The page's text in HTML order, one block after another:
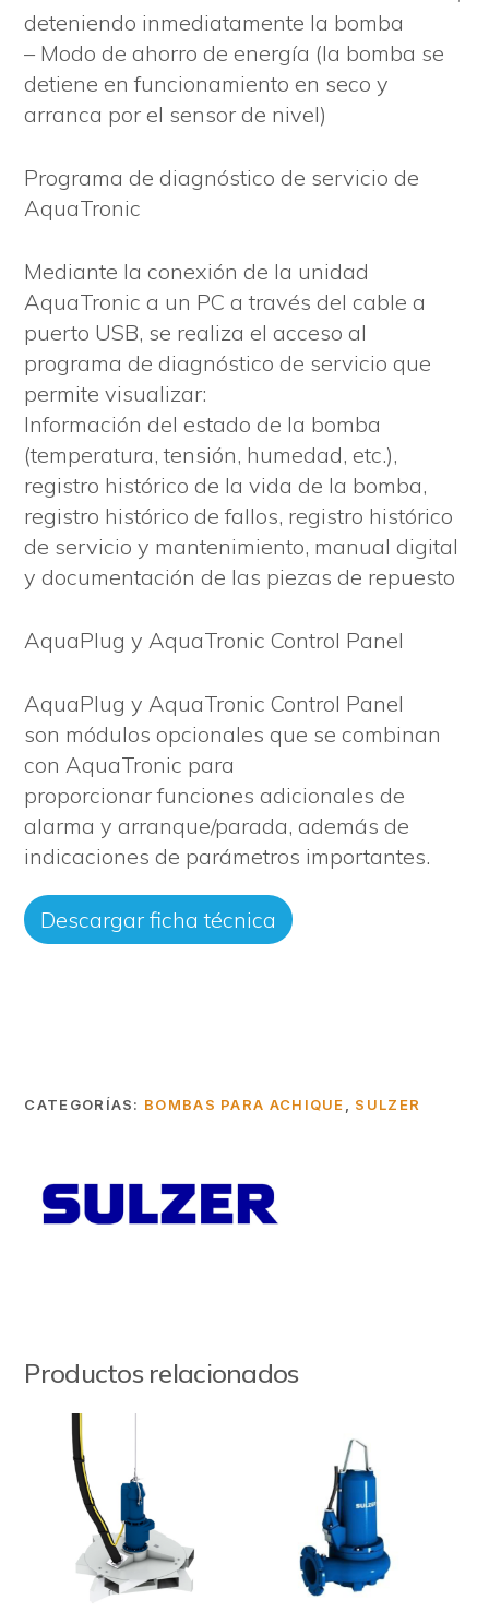
deteniendo inmediatamente la bomba
– Modo de ahorro de energía (la bomba se
detiene en funcionamiento en seco y
arranca por el sensor de nivel)
Programa de diagnóstico de servicio de
AquaTronic
Mediante la conexión de la unidad
AquaTronic a un PC a través del cable a
puerto USB, se realiza el acceso al
programa de diagnóstico de servicio que
permite visualizar:
Información del estado de la bomba
(temperatura, tensión, humedad, etc.),
registro histórico de la vida de la bomba,
registro histórico de fallos, registro histórico
de servicio y mantenimiento, manual digital
y documentación de las piezas de repuesto
AquaPlug y AquaTronic Control Panel
AquaPlug y AquaTronic Control Panel
son módulos opcionales que se combinan
con AquaTronic para
proporcionar funciones adicionales de
alarma y arranque/parada, además de
indicaciones de parámetros importantes.
Descargar ficha técnica
CATEGORÍAS: BOMBAS PARA ACHIQUE, SULZER
Productos relacionados